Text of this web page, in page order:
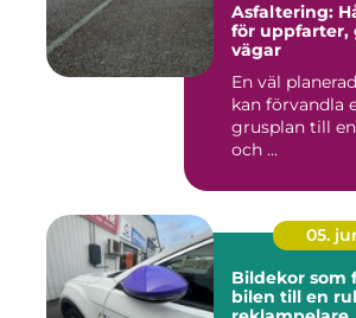
Asfaltering:
för uppfarter,
vägar
En väl
kan förvandla
grusplan till
och ...
05.
Bildekor som
bilen till en